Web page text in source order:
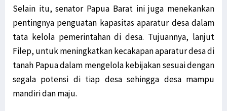
Selain itu, senator Papua Barat ini juga menekankan
pentingnya penguatan kapasitas aparatur desa dalam
tata kelola pemerintahan di desa. Tujuannya, lanjut
Filep, untuk meningkatkan kecakapan aparatur desa di
tanah Papua dalam mengelola kebijakan sesuai dengan
segala potensi di tiap desa sehingga desa mampu
mandiri dan maju.